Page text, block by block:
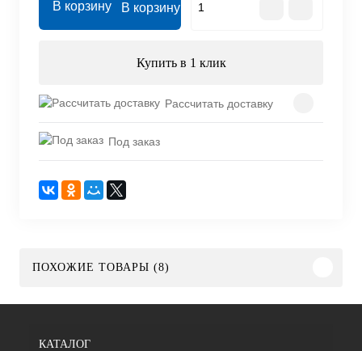
В корзину
Купить в 1 клик
Рассчитать доставку
Под заказ
ПОХОЖИЕ ТОВАРЫ (8)
КАТАЛОГ